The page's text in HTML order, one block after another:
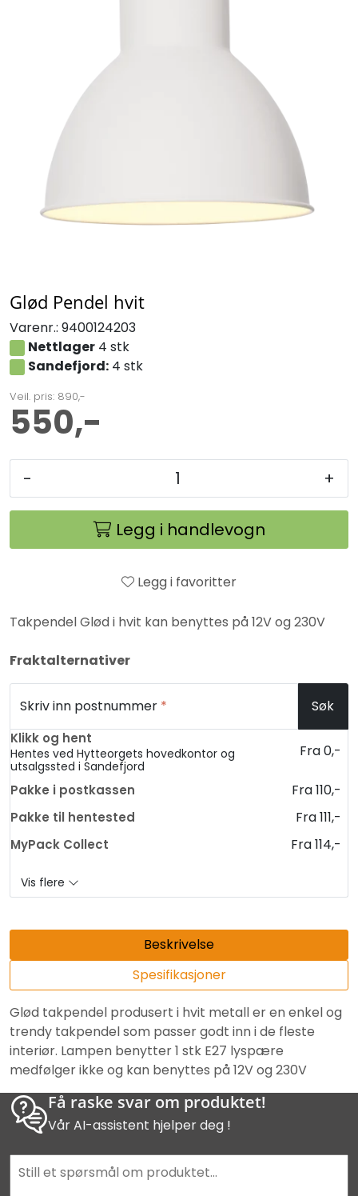
Glød Pendel hvit
Varenr.: 9400124203
Nettlager4 stk
Sandefjord:4 stk
Veil. pris: 890,-
550,-
- +
Legg i handlevogn
Legg i favoritter
Takpendel Glød i hvit kan benyttes på 12V og 230V
Fraktalternativer
Skriv inn postnummer * Søk
Klikk og hent
Hentes ved Hytteorgets hovedkontor og
utsalgssted i Sandefjord
Fra 0,-
Pakke i postkassen Fra 110,-
Pakke til hentested Fra 111,-
MyPack Collect Fra 114,-
Vis flere
Beskrivelse
Spesifikasjoner
Glød takpendel produsert i hvit metall er en enkel og
trendy takpendel som passer godt inn i de fleste
interiør. Lampen benytter 1 stk E27 lyspære
medfølger ikke og kan benyttes på 12V og 230V
Få raske svar om produktet!
Vår AI-assistent hjelper deg !